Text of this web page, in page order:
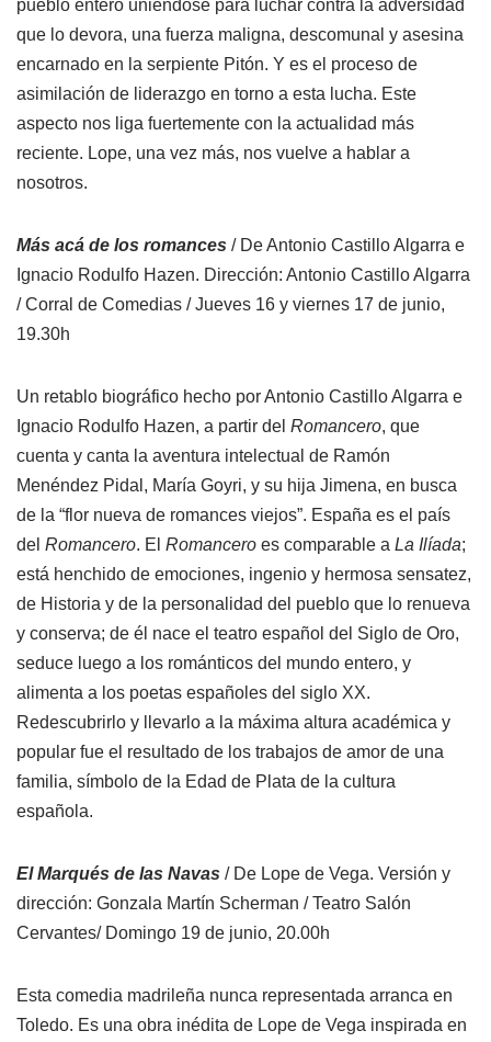
pueblo entero uniéndose para luchar contra la adversidad
que lo devora, una fuerza maligna, descomunal y asesina
encarnado en la serpiente Pitón. Y es el proceso de
asimilación de liderazgo en torno a esta lucha. Este
aspecto nos liga fuertemente con la actualidad más
reciente. Lope, una vez más, nos vuelve a hablar a
nosotros.
Más acá de los romances / De Antonio Castillo Algarra e
Ignacio Rodulfo Hazen. Dirección: Antonio Castillo Algarra
/ Corral de Comedias / Jueves 16 y viernes 17 de junio,
19.30h
Un retablo biográfico hecho por Antonio Castillo Algarra e
Ignacio Rodulfo Hazen, a partir del Romancero, que
cuenta y canta la aventura intelectual de Ramón
Menéndez Pidal, María Goyri, y su hija Jimena, en busca
de la “flor nueva de romances viejos”. España es el país
del Romancero. El Romancero es comparable a La Ilíada;
está henchido de emociones, ingenio y hermosa sensatez,
de Historia y de la personalidad del pueblo que lo renueva
y conserva; de él nace el teatro español del Siglo de Oro,
seduce luego a los románticos del mundo entero, y
alimenta a los poetas españoles del siglo XX.
Redescubrirlo y llevarlo a la máxima altura académica y
popular fue el resultado de los trabajos de amor de una
familia, símbolo de la Edad de Plata de la cultura
española.
El Marqués de las Navas / De Lope de Vega. Versión y
dirección: Gonzala Martín Scherman / Teatro Salón
Cervantes/ Domingo 19 de junio, 20.00h
Esta comedia madrileña nunca representada arranca en
Toledo. Es una obra inédita de Lope de Vega inspirada en